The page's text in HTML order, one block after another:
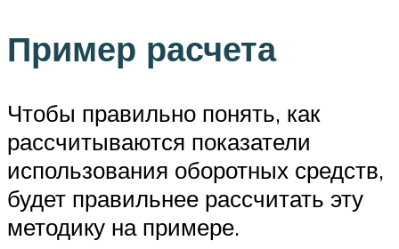
Пример расчета
Чтобы правильно понять, как
рассчитываются показатели
использования оборотных средств,
будет правильнее рассчитать эту
методику на примере.